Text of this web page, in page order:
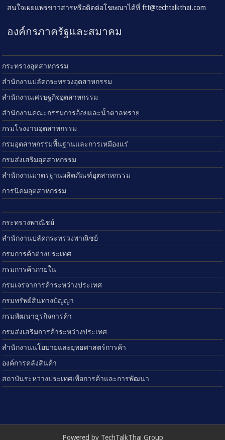
สนใจเผยแพร่ข่าวสารหรือติดต่อโฆษณาได้ที่ftt@techtalkthai.com
องค์กรภาครัฐและสมาคม
กระทรวงอุตสาหกรรม
สำนักงานปลัดกระทรวงอุตสาหกรรม
สำนักงานเศรษฐกิจอุตสาหกรรม
สำนักงานคณะกรรมการอ้อยและน้ำตาลทราย
กรมโรงงานอุตสาหกรรม
กรมอุตสาหกรรมพื้นฐานและการเหมืองแร่
กรมส่งเสริมอุตสาหกรรม
สำนักงานมาตรฐานผลิตภัณฑ์อุตสาหกรรม
การนิคมอุตสาหกรรม
กระทรวงพาณิชย์
สำนักงานปลัดกระทรวงพาณิชย์
กรมการค้าต่างประเทศ
กรมการค้าภายใน
กรมเจรจาการค้าระหว่างประเทศ
กรมทรัพย์สินทางปัญญา
กรมพัฒนาธุรกิจการค้า
กรมส่งเสริมการค้าระหว่างประเทศ
สำนักงานนโยบายและยุทธศาสตร์การค้า
องค์การคลังสินค้า
สถาบันระหว่างประเทศเพื่อการค้าและการพัฒนา
Powered by TechTalkThai Group